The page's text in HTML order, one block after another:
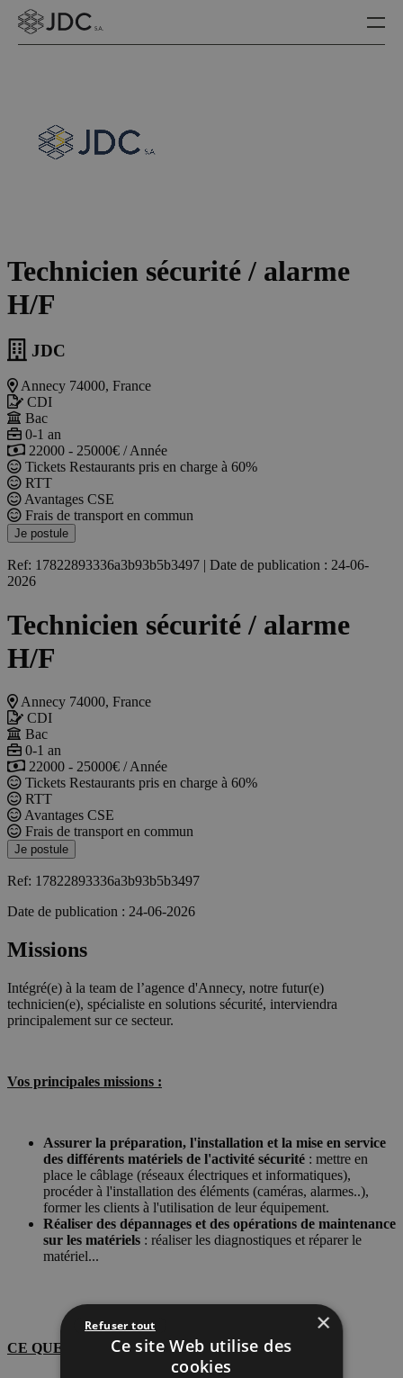
×
Ce site Web utilise des
cookies
Refuser tout